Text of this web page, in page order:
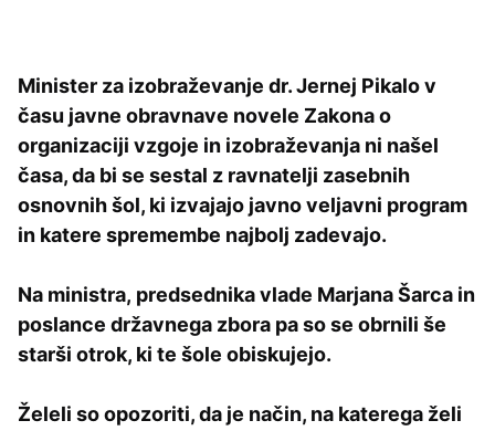
Minister za izobraževanje dr. Jernej Pikalo v
času javne obravnave novele Zakona o
organizaciji vzgoje in izobraževanja ni našel
časa, da bi se sestal z ravnatelji zasebnih
osnovnih šol, ki izvajajo javno veljavni program
in katere spremembe najbolj zadevajo.
Na ministra, predsednika vlade Marjana Šarca in
poslance državnega zbora pa so se obrnili še
starši otrok, ki te šole obiskujejo.
Želeli so opozoriti, da je način, na katerega želi